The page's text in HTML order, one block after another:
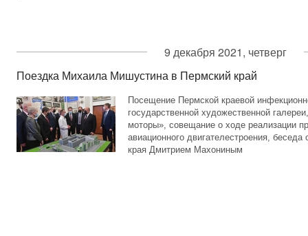
9 декабря 2021, четверг
Поездка Михаила Мишустина в Пермский край
Посещение Пермской краевой
государственной художественной
моторы», совещание о ходе реализации
авиационного двигателестроения, беседа
края Дмитрием Махониным